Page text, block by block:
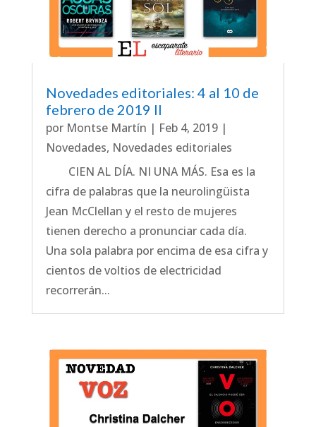
Novedades editoriales: 4 al 10 de
febrero de 2019 II
por Montse Martín | Feb 4, 2019|
Novedades, Novedades editoriales
CIEN AL DÍA. NI UNA MÁS. Esa es la
cifra de palabras que la neurolingüista
Jean McClellan y el resto de mujeres
tienen derecho a pronunciar cada día.
Una sola palabra por encima de esa cifra y
cientos de voltios de electricidad
recorrerán...